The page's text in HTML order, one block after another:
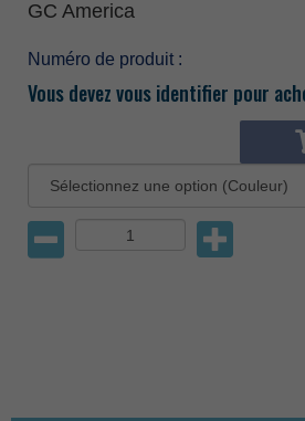
GC America
Numéro de produit :
Vous devez vous identifier pour